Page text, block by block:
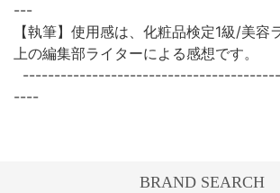
---
【執筆】使用感は、化粧品検定1級/美容
上の編集部ライターによる感想です。
----
BRAND SEARCH